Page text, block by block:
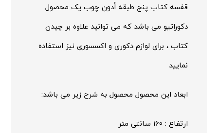
قفسه کتاب پنج طبقه اُدون چوب یک محصول
دکوراتیو می باشد که می توانید علاوه بر چیدن
کتاب ، برای لوازم دکوری و اکسسوری نیز استفاده
نمایید
ابعاد این محصول محصول به شرح زیر می باشد:
ارتفاع : 160 سانتی متر